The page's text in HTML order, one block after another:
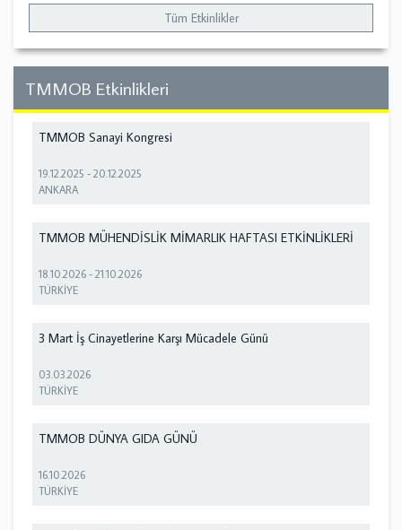
Tüm Etkinlikler
TMMOB Etkinlikleri
TMMOB Sanayi Kongresi
19.12.2025 -20.12.2025
ANKARA
TMMOB MÜHENDİSLİK MİMARLIK HAFTASI ETKİNLİKLERİ
18.10.2026 -21.10.2026
TÜRKİYE
3 Mart İş Cinayetlerine Karşı Mücadele Günü
03.03.2026
TÜRKİYE
TMMOB DÜNYA GIDA GÜNÜ
16.10.2026
TÜRKİYE